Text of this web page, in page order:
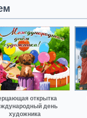
открытка
день
художника